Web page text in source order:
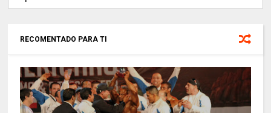
RECOMENTADO PARA TI